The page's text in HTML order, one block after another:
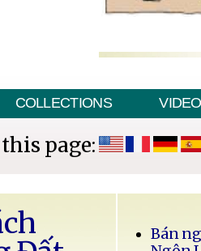
COLLECTIONS VIDEO
page:
Bán